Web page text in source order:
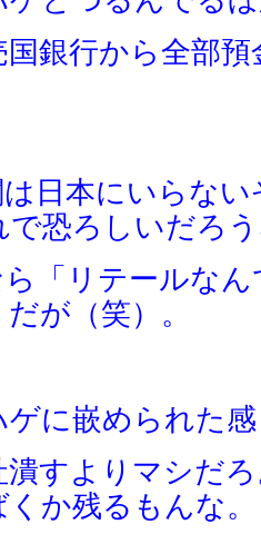
銀行から全部
日本にいらな
で恐ろしいだろ
「リテールな
が（笑）。
ゲに嵌められた
潰すよりマシだ
か残るもんな。